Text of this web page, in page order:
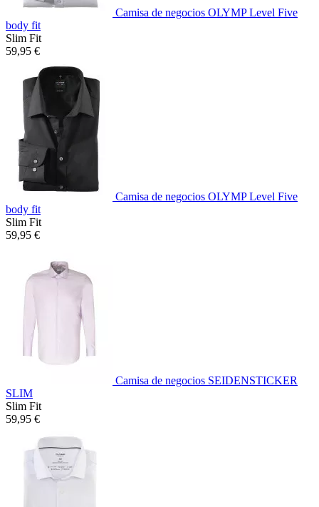
Camisa de negocios OLYMP Level Five
body fit
Slim Fit
59,95 €
Camisa de negocios OLYMP Level Five
body fit
Slim Fit
59,95 €
Camisa de negocios SEIDENSTICKER
SLIM
Slim Fit
59,95 €